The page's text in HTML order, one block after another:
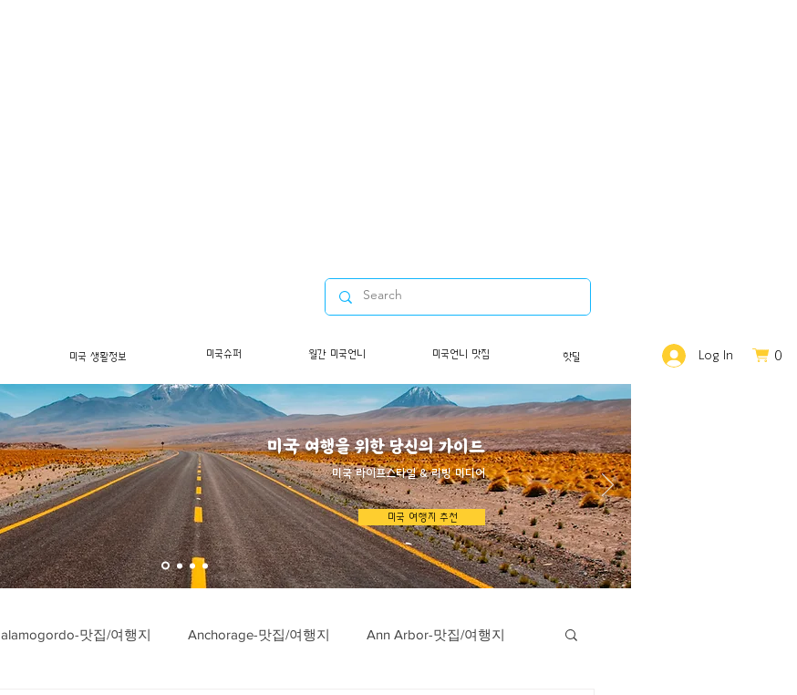
미국 여행을 위한 당신의 가이드
​미국 라이프스타일 & 리빙 미디어
미국 여행지 추천
alamogordo-맛집/여행지 Anchorage-맛집/여행지 Ann Arbor-맛집/여행지
미국 생활정보 미국슈퍼 월간 미국언니 미국언니 맛집 핫딜 Log In 0